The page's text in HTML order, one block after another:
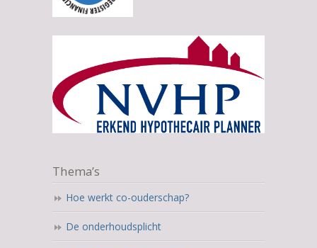
Thema’s
Hoe werkt co-ouderschap?
De onderhoudsplicht